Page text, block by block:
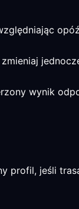
wynik
profil, jeśli